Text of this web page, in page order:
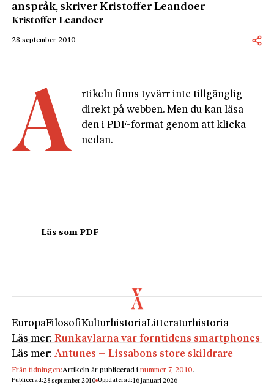
anspråk, skriver Kristoffer Leandoer
Kristoffer Leandoer
28 september 2010
A
rtikeln finns tyvärr inte tillgänglig
direkt på webben. Men du kan läsa
den i PDF-format genom att klicka
nedan.
EuropaFilosofiKulturhistoriaLitteraturhistoria
Läs mer:Runkavlarna var forntidens smartphones
Läs mer:Antunes – Lissabons store skildrare
Från tidningen:Artikeln är publicerad inummer 7, 2010.
Publicerad:28 september 2010 Uppdaterad:16 januari 2026